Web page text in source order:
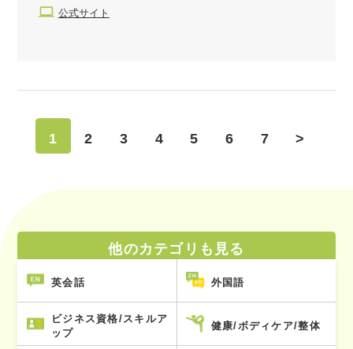
公式サイト
1 2 3 4 5 6 7 >
他のカテゴリも見る
英会話 外国語
ビジネス資格/スキルア
ップ
健康/ボディケア/整体